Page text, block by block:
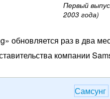
Первый
2003 года)
обновляется раз в два
компании
Самсунг